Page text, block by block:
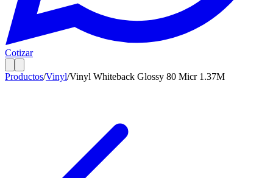
Cotizar
Productos/Vinyl/Vinyl Whiteback Glossy 80 Micr 1.37M